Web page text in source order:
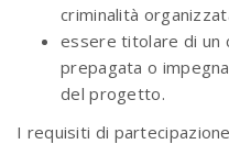
criminalità
essere titolare di un
prepagata o
del progetto.
I requisiti di